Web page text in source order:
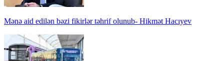
Mənə aid edilən bəzi fikirlər təhrif olunub- Hikmət Hacıyev